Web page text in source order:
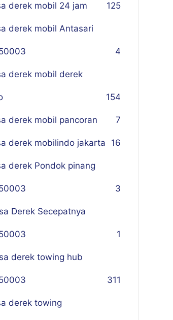
derek mobil 24 jam 125
derek mobil Antasari
4
derek mobil derek
154
derek mobil pancoran 7
derek mobilindo jakarta 16
derek Pondok pinang
3
Derek Secepatnya
1
derek towing hub
311
derek towing